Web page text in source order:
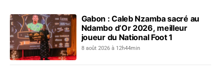
Gabon : Caleb Nzamba sacré au
Ndambo d’Or 2026, meilleur
joueur du National Foot 1
8 août 2026 à 12h44min